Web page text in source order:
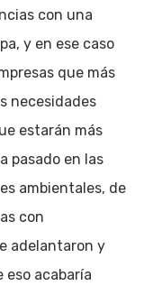
con una
y en ese caso
que más
necesidades
estarán más
pasado en las
ambientales, de
con
adelantaron y
acabaría